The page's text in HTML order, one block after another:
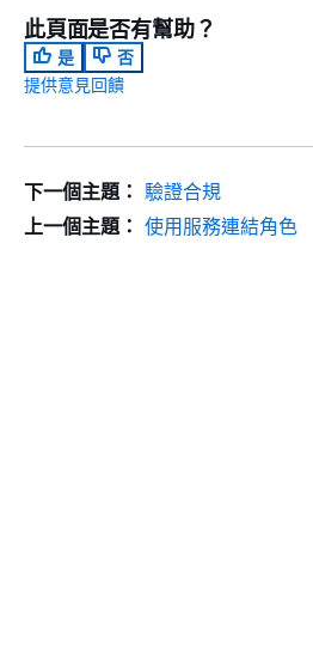
此頁面是否有幫助？
是
否
提供意見回饋
下一個主題： 驗證合規
上一個主題： 使用服務連結角色